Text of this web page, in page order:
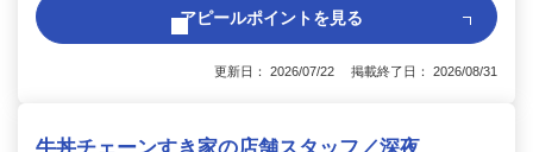
アピールポイントを見る
更新日： 2026/07/22 掲載終了日： 2026/08/31